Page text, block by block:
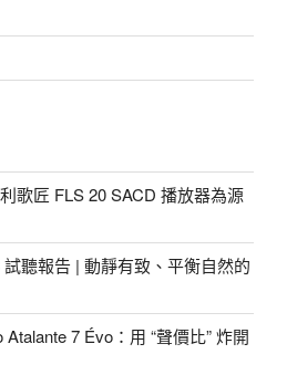
歌匠 FLS 20 SACD 播放器為源
聽報告 | 動靜有致、平衡自然的
7 Évo：用 “聲價比” 炸開